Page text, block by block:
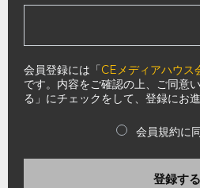
会員登録には「CEメディアハウス
です。内容をご確認の上、ご同意
る」にチェックをして、登録にお進
会員規約に
登録する